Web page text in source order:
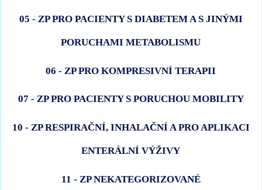
05 - ZP PRO PACIENTY S DIABETEM A S JINÝMI
PORUCHAMI METABOLISMU
06 - ZP PRO KOMPRESIVNÍ TERAPII
07 - ZP PRO PACIENTY S PORUCHOU MOBILITY
10 - ZP RESPIRAČNÍ, INHALAČNÍ A PRO APLIKACI
ENTERÁLNÍ VÝŽIVY
11 - ZP NEKATEGORIZOVANÉ